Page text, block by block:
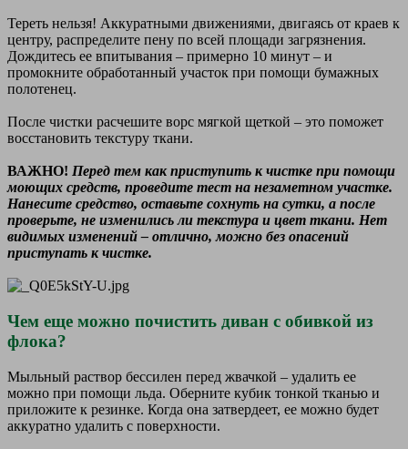
Тереть нельзя! Аккуратными движениями, двигаясь от краев к
центру, распределите пену по всей площади загрязнения.
Дождитесь ее впитывания – примерно 10 минут – и
промокните обработанный участок при помощи бумажных
полотенец.
После чистки расчешите ворс мягкой щеткой – это поможет
восстановить текстуру ткани.
ВАЖНО! Перед тем как приступить к чистке при помощи
моющих средств, проведите тест на незаметном участке.
Нанесите средство, оставьте сохнуть на сутки, а после
проверьте, не изменились ли текстура и цвет ткани. Нет
видимых изменений – отлично, можно без опасений
приступать к чистке.
Чем еще можно почистить диван с обивкой из
флока?
Мыльный раствор бессилен перед жвачкой – удалить ее
можно при помощи льда. Оберните кубик тонкой тканью и
приложите к резинке. Когда она затвердеет, ее можно будет
аккуратно удалить с поверхности.